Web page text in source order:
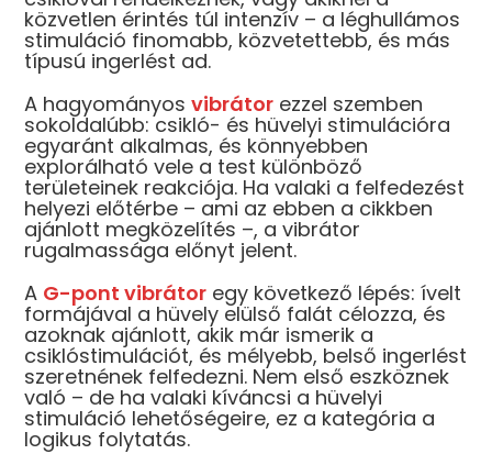
közvetlen érintés túl intenzív – a léghullámos
stimuláció finomabb, közvetettebb, és más
típusú ingerlést ad.
A hagyományosvibrátor ezzel szemben
sokoldalúbb: csikló- és hüvelyi stimulációra
egyaránt alkalmas, és könnyebben
explorálható vele a test különböző
területeinek reakciója. Ha valaki a felfedezést
helyezi előtérbe – ami az ebben a cikkben
ajánlott megközelítés –, a vibrátor
rugalmassága előnyt jelent.
A G-pont vibrátor egy következő lépés: ívelt
formájával a hüvely elülső falát célozza, és
azoknak ajánlott, akik már ismerik a
csiklóstimulációt, és mélyebb, belső ingerlést
szeretnének felfedezni. Nem első eszköznek
való – de ha valaki kíváncsi a hüvelyi
stimuláció lehetőségeire, ez a kategória a
logikus folytatás.